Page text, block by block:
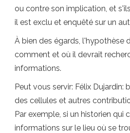
ou contre son implication, et
il est exclu et enquêté sur un
À bien des égards, l'hypothèse
comment et où il devrait
informations.
Peut vous servir: Félix Dujardin:
des cellules et autres
Par exemple, si un historien qui
informations sur le lieu où se